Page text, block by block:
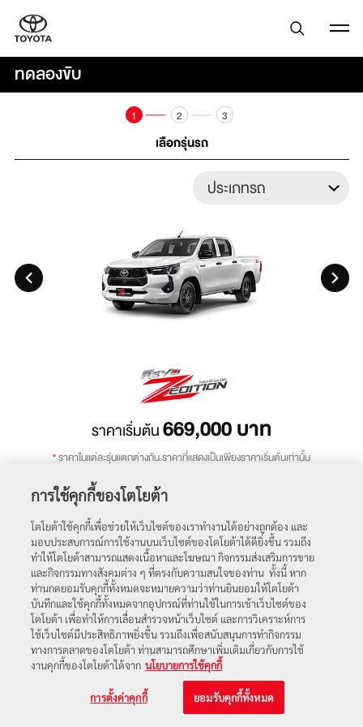
ทดลองขับ
1
เลือกรุ่นรถ
2 3
ราคาเริ่มต้น669,000บาท
*ราคาในแต่ละรุ่นแตกต่างกัน ราคาที่แสดงเป็นเพียงราคาเริ่มต้นเท่านั้น
ถัดไป
โปรโมชัน ตารางราคา
การใช้คุกกี้ของโตโยต้า
โตโยต้าใช้คุกกี้เพื่อช่วยให้เว็บไซต์ของเราทำงานได้อย่างถูกต้อง และ
มอบประสบการณ์การใช้งานบนเว็บไซต์ของโตโยต้าได้ดียิ่งขึ้น รวมถึง
ทำให้โตโยต้าสามารถแสดงเนื้อหาและโฆษณา กิจกรรมส่งเสริมการขาย
และกิจกรรมทางสังคมต่าง ๆ ที่ตรงกับความสนใจของท่าน ทั้งนี้ หาก
ท่านกดยอมรับคุกกี้ทั้งหมดจะหมายความว่าท่านยินยอมให้โตโยต้า
บันทึกและใช้คุกกี้ทั้งหมดจากอุปกรณ์ที่ท่านใช้ในการเข้าเว็บไซต์ของ
โตโยต้า เพื่อทำให้การเลื่อนสำรวจหน้าเว็บไซต์ และการวิเคราะห์การ
ใช้เว็บไซต์มีประสิทธิภาพยิ่งขึ้น รวมถึงเพื่อสนับสนุนการทำกิจกรรม
ทางการตลาดของโตโยต้า ท่านสามารถศึกษาเพิ่มเติมเกี่ยวกับการใช้
งานคุกกี้ของโตโยต้าได้จาก นโยบายการใช้คุกกี้
การตั้งค่าคุกกี้ ยอมรับคุกกี้ทั้งหมด